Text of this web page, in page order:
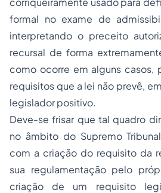
formal no exame de
interpretando o preceito
recursal de forma
como ocorre em alguns casos,
requisitos que a lei não prevê,
legislador positivo.
Deve-se frisar que tal quadro
no âmbito do Supremo
com a criação do requisito da
sua regulamentação pelo
criação de um requisito